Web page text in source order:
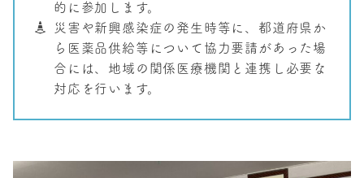
的に参加します。
災害や新興感染症の発生時等に、都道府県か
ら医薬品供給等について協力要請があった場
合には、地域の関係医療機関と連携し必要な
対応を行います。